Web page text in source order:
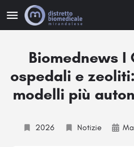
Biomednews I
ospedali e
modelli più
2026 Notizie